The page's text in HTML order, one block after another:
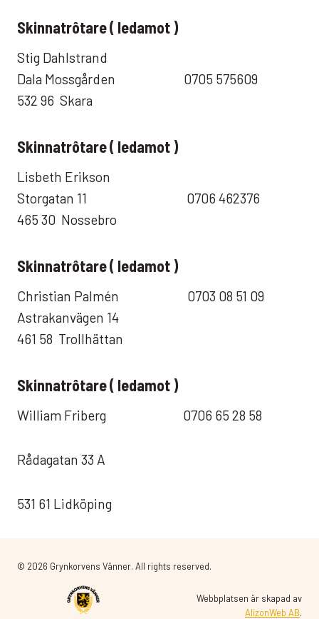
Skinnatrôtare ( ledamot )
Stig Dahlstrand
Dala Mossgården 0705 575609
532 96 Skara
Skinnatrôtare ( ledamot )
Lisbeth Erikson
Storgatan 11 0706 462376
465 30 Nossebro
Skinnatrôtare ( ledamot )
Christian Palmén 0703 08 51 09
Astrakanvägen 14
461 58 Trollhättan
Skinnatrôtare ( ledamot )
William Friberg 0706 65 28 58
Rådagatan 33 A
531 61 Lidköping
© 2026 Grynkorvens Vänner. All rights reserved.
Webbplatsen är skapad av
AlizonWeb AB.